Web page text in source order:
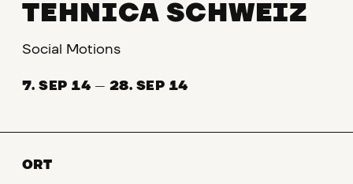
TEHNICA SCHWEIZ
Social Motions
7. SEP 14 — 28. SEP 14
ORT